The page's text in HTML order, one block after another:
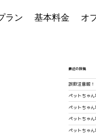
ラン 基本料金 オ
最近の投稿
誤飲注意報！
ペットちゃ
ペットちゃ
ペットちゃ
ペットちゃ